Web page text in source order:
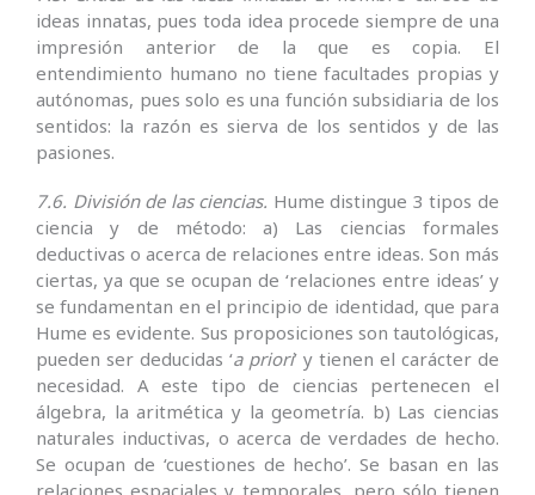
ideas innatas, pues toda idea procede siempre de una
impresión anterior de la que es copia. El
entendimiento humano no tiene facultades propias y
autónomas, pues solo es una función subsidiaria de los
sentidos: la razón es sierva de los sentidos y de las
pasiones.
7.6. División de las ciencias. Hume distingue 3 tipos de
ciencia y de método: a) Las ciencias formales
deductivas o acerca de relaciones en­tre ideas. Son más
ciertas, ya que se ocupan de ‘relaciones entre ideas’ y
se fundamentan en el principio de identidad, que para
Hume es evidente. Sus proposi­ciones son tautológicas,
pueden ser deducidas ‘a priori’ y tienen el carácter de
necesidad. A este tipo de cien­cias pertenecen el
álgebra, la aritmética y la geometría. b) Las ciencias
naturales inductivas, o acerca de verdades de hecho.
Se ocupan de ‘cuestiones de hecho’. Se basan en las